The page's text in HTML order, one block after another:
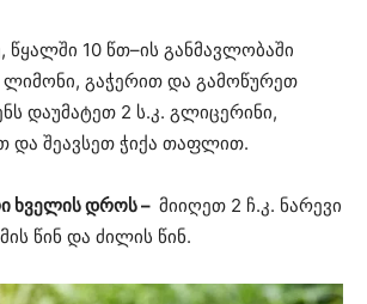
10 წთ–ის განმავლობაში
გაჭერით და გამოწურეთ
დაუმატეთ 2 ს.კ. გლიცერინი,
და შეავსეთ ჭიქა თაფლით.
ხველის დროს – მიიღეთ 2 ჩ.კ. ნარევი
წინ და ძილის წინ.